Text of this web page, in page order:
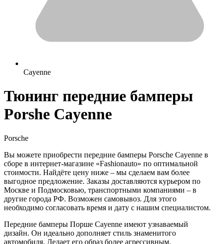
Cayenne
Тюнинг передние бамперы
Porshe Cayenne
Porsche
Вы можете приобрести передние бамперы Porsche Cayenne в
сборе в интернет-магазине «Fashionauto» по оптимальной
стоимости. Найдёте цену ниже – мы сделаем вам более
выгодное предложение. Заказы доставляются курьером по
Москве и Подмосковью, транспортными компаниями – в
другие города РФ. Возможен самовывоз. Для этого
необходимо согласовать время и дату с нашим специалистом.
Передние бамперы Порше Cayenne имеют узнаваемый
дизайн. Он идеально дополняет стиль знаменитого
автомобиля. Делает его образ более агрессивным,